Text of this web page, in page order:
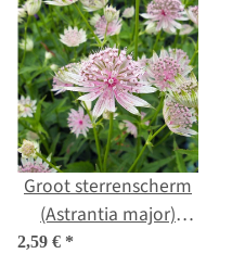
Groot sterrenscherm
(Astrantia major)
2,59 € *